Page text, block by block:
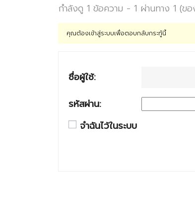
กำลังดู 1 ข้อความ - 1 ผ่านทาง 1 (ข
คุณต้องเข้าสู่ระบบเพื่อตอบกลับกระทู้นี้
ชื่อผู้ใช้:
รหัสผ่าน:
จำฉันไว้ในระบบ